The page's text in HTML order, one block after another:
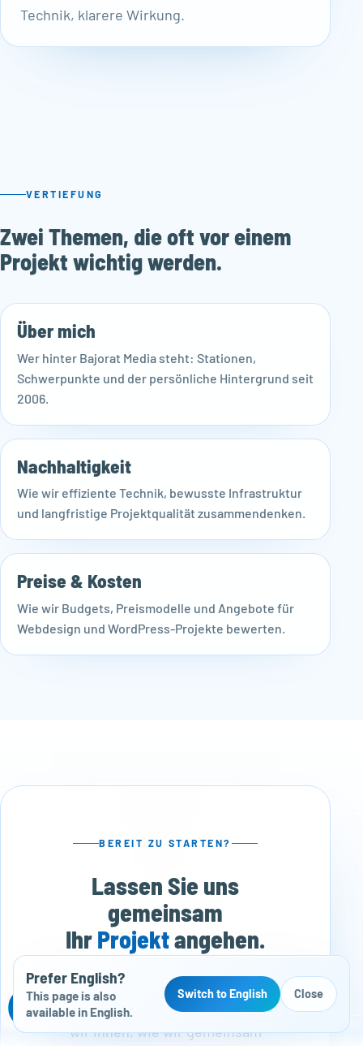
Technik, klarere Wirkung.
VERTIEFUNG
Zwei Themen, die oft vor einem
Projekt wichtig werden.
Über mich
Wer hinter Bajorat Media steht: Stationen,
Schwerpunkte und der persönliche Hintergrund seit
2006.
Nachhaltigkeit
Wie wir effiziente Technik, bewusste Infrastruktur
und langfristige Projektqualität zusammendenken.
Preise & Kosten
Wie wir Budgets, Preismodelle und Angebote für
Webdesign und WordPress-Projekte bewerten.
BEREIT ZU STARTEN?
Lassen Sie uns
gemeinsam
IhrProjektangehen.
Erzählen Sie uns von Ihrem Vorhaben.
In einem kurzen Erstgespräch zeigen
wir Ihnen, wie wir gemeinsam
Kostenloser Website-Check
Prefer English?
This page is also
available in English.
Switch to English Close